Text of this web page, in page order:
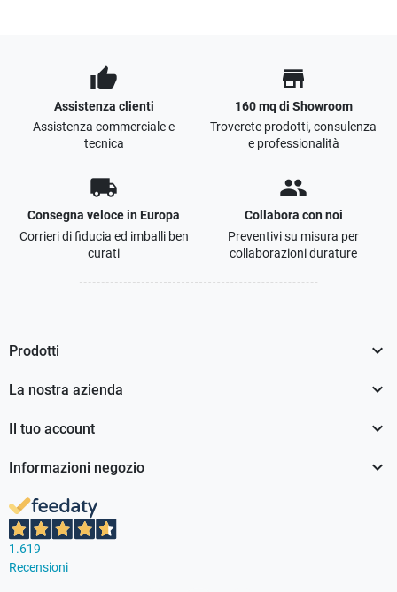
thumb_up
Assistenza clienti
Assistenza commerciale e
tecnica
store
160 mq di Showroom
Troverete prodotti, consulenza
e professionalità
local_shipping
Consegna veloce in Europa
Corrieri di fiducia ed imballi ben
curati
people
Collabora con noi
Preventivi su misura per
collaborazioni durature
Prodotti 
La nostra azienda 
Il tuo account 
Informazioni negozio 
1.619
Recensioni